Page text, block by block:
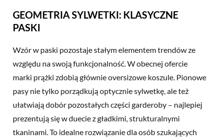
GEOMETRIA SYLWETKI: KLASYCZNE
PASKI
Wzór w paski pozostaje stałym elementem trendów ze
względu na swoją funkcjonalność. W obecnej ofercie
marki prążki zdobią głównie oversizowe koszule. Pionowe
pasy nie tylko porządkują optycznie sylwetkę, ale też
ułatwiają dobór pozostałych części garderoby – najlepiej
prezentują się w duecie z gładkimi, strukturalnymi
tkaninami. To idealne rozwiązanie dla osób szukających